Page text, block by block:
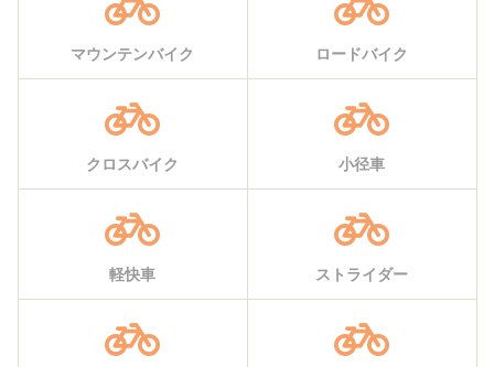
マウンテンバイク ロードバイク
クロスバイク 小径車
軽快車 ストライダー